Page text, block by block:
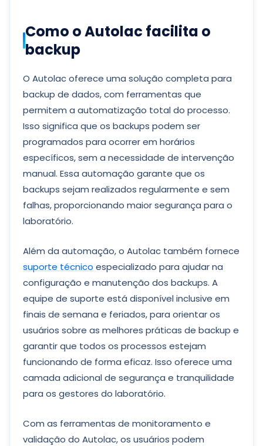
Como o Autolac facilita o
backup
O Autolac oferece uma solução completa para
backup de dados, com ferramentas que
permitem a automatização total do processo.
Isso significa que os backups podem ser
programados para ocorrer em horários
específicos, sem a necessidade de intervenção
manual. Essa automação garante que os
backups sejam realizados regularmente e sem
falhas, proporcionando maior segurança para o
laboratório.
Além da automação, o Autolac também fornece
suporte técnico especializado para ajudar na
configuração e manutenção dos backups. A
equipe de suporte está disponível inclusive em
finais de semana e feriados, para orientar os
usuários sobre as melhores práticas de backup e
garantir que todos os processos estejam
funcionando de forma eficaz. Isso oferece uma
camada adicional de segurança e tranquilidade
para os gestores do laboratório.
Com as ferramentas de monitoramento e
validação do Autolac, os usuários podem